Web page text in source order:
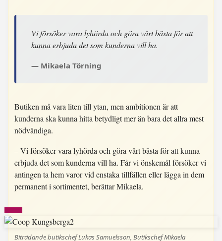
Vi försöker vara lyhörda och göra vårt bästa för att
kunna erbjuda det som kunderna vill ha.
Mikaela Törning
Butiken må vara liten till ytan, men ambitionen är att
kunderna ska kunna hitta betydligt mer än bara det allra mest
nödvändiga.
– Vi försöker vara lyhörda och göra vårt bästa för att kunna
erbjuda det som kunderna vill ha. Får vi önskemål försöker vi
antingen ta hem varor vid enstaka tillfällen eller lägga in dem
permanent i sortimentet, berättar Mikaela.
Biträdande butikschef Lukas Samuelsson, Butikschef Mikaela